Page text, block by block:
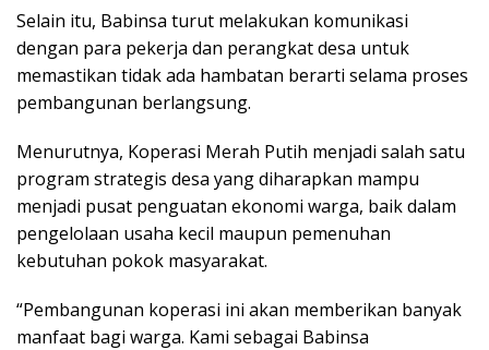
Selain itu, Babinsa turut melakukan komunikasi
dengan para pekerja dan perangkat desa untuk
memastikan tidak ada hambatan berarti selama proses
pembangunan berlangsung.
Menurutnya, Koperasi Merah Putih menjadi salah satu
program strategis desa yang diharapkan mampu
menjadi pusat penguatan ekonomi warga, baik dalam
pengelolaan usaha kecil maupun pemenuhan
kebutuhan pokok masyarakat.
“Pembangunan koperasi ini akan memberikan banyak
manfaat bagi warga. Kami sebagai Babinsa